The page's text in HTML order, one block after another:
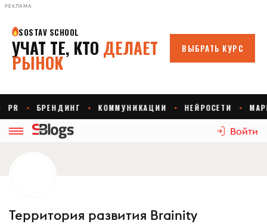
РЕКЛАМА
Войти
Территория развития Brainity